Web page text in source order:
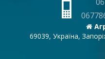
69039, Україна,